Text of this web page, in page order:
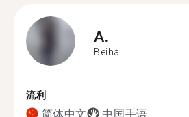
A.
Beihai
流利
简体中文 中国手语